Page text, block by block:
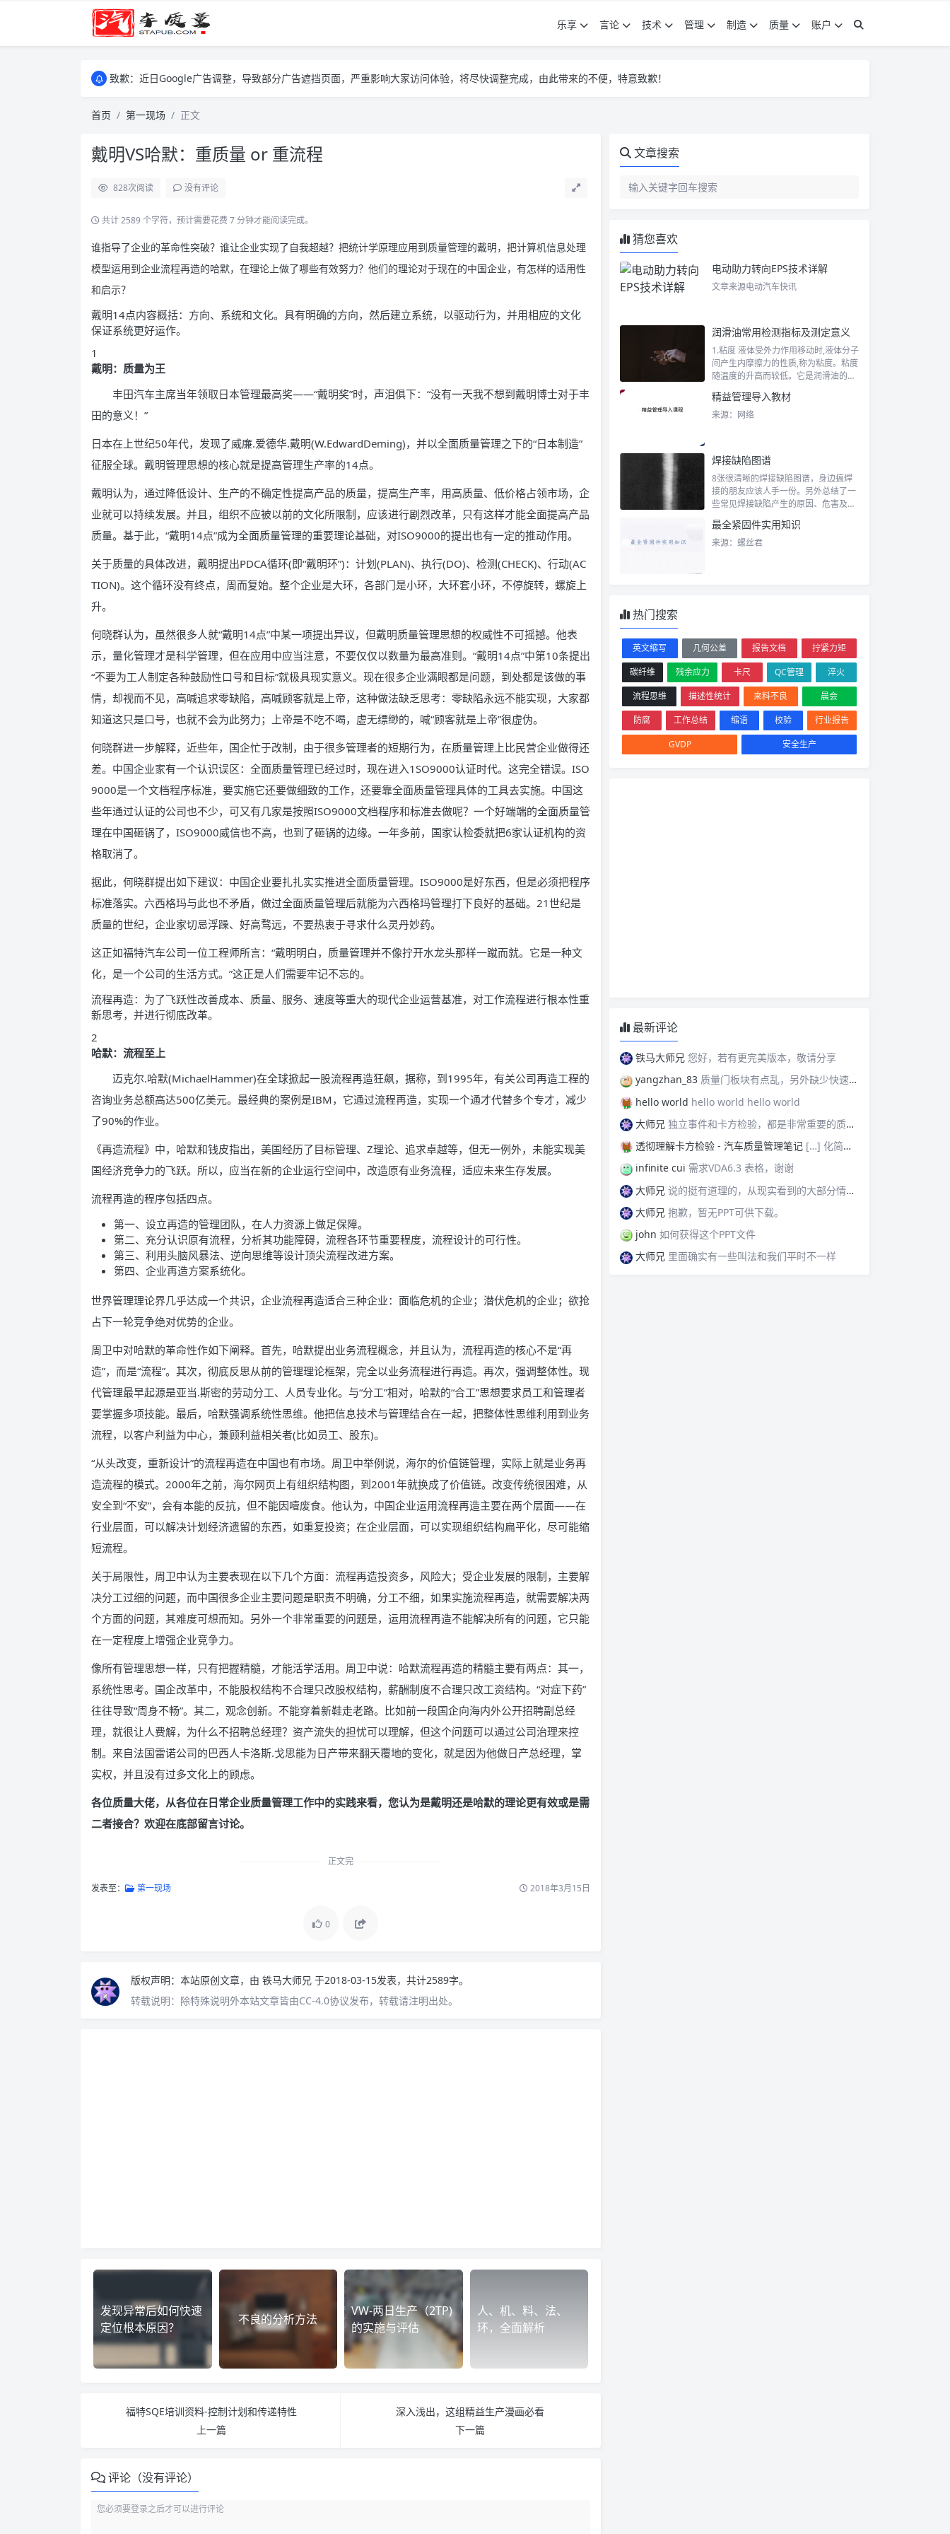
乐享 言论 技术 管理 制造 质量
账户
致歉：近日Google广告调整，导致部分广告遮挡页面，严重影响大家访问体验，将尽快调整完成，由此带来的不便，特意致歉！
致歉：近日Google广告调整，导致部分广告遮挡页面，严重影响大家访问体验，将尽快调整完成，由此带来的不便，特意致歉！
首页 第一现场 正文
戴明VS哈默：重质量 or 重流程
828次阅读 没有评论
共计 2589 个字符，预计需要花费 7 分钟才能阅读完成。
谁指导了企业的革命性突破？谁让企业实现了自我超越？把统计学原理应用到质量管理的戴明，把计算机信息处理
模型运用到企业流程再造的哈默，在理论上做了哪些有效努力？他们的理论对于现在的中国企业，有怎样的适用性
和启示？
戴明14点内容概括：方向、系统和文化。具有明确的方向，然后建立系统，以驱动行为，并用相应的文化
保证系统更好运作。
1
戴明：质量为王
丰田汽车主席当年领取日本管理最高奖——“戴明奖”时，声泪俱下：“没有一天我不想到戴明博士对于丰
田的意义！”
日本在上世纪50年代，发现了威廉.爱德华.戴明(W.EdwardDeming)，并以全面质量管理之下的“日本制造”
征服全球。戴明管理思想的核心就是提高管理生产率的14点。
戴明认为，通过降低设计、生产的不确定性提高产品的质量，提高生产率，用高质量、低价格占领市场，企
业就可以持续发展。并且，组织不应被以前的文化所限制，应该进行剧烈改革，只有这样才能全面提高产品
质量。基于此，“戴明14点”成为全面质量管理的重要理论基础，对ISO9000的提出也有一定的推动作用。
关于质量的具体改进，戴明提出PDCA循环(即“戴明环”)：计划(PLAN)、执行(DO)、检测(CHECK)、行动(AC
TION)。这个循环没有终点，周而复始。整个企业是大环，各部门是小环，大环套小环，不停旋转，螺旋上
升。
何晓群认为，虽然很多人就“戴明14点”中某一项提出异议，但戴明质量管理思想的权威性不可摇撼。他表
示，量化管理才是科学管理，但在应用中应当注意，不要仅仅以数量为最高准则。“戴明14点”中第10条提出
“不要为工人制定各种鼓励性口号和目标”就极具现实意义。现在很多企业满眼都是问题，到处都是该做的事
情，却视而不见，高喊追求零缺陷，高喊顾客就是上帝，这种做法缺乏思考：零缺陷永远不能实现，大家都
知道这只是口号，也就不会为此努力；上帝是不吃不喝，虚无缥缈的，喊“顾客就是上帝”很虚伪。
何晓群进一步解释，近些年，国企忙于改制，由于很多管理者的短期行为，在质量管理上比民营企业做得还
差。中国企业家有一个认识误区：全面质量管理已经过时，现在进入1SO9000认证时代。这完全错误。ISO
9000是一个文档程序标准，要实施它还要做细致的工作，还要靠全面质量管理具体的工具去实施。中国这
些年通过认证的公司也不少，可又有几家是按照ISO9000文档程序和标准去做呢？一个好端端的全面质量管
理在中国砸锅了，ISO9000威信也不高，也到了砸锅的边缘。一年多前，国家认检委就把6家认证机构的资
格取消了。
据此，何晓群提出如下建议：中国企业要扎扎实实推进全面质量管理。ISO9000是好东西，但是必须把程序
标准落实。六西格玛与此也不矛盾，做过全面质量管理后就能为六西格玛管理打下良好的基础。21世纪是
质量的世纪，企业家切忌浮躁、好高骛远，不要热衷于寻求什么灵丹妙药。
这正如福特汽车公司一位工程师所言：“戴明明白，质量管理并不像拧开水龙头那样一蹴而就。它是一种文
化，是一个公司的生活方式。”这正是人们需要牢记不忘的。
流程再造：为了飞跃性改善成本、质量、服务、速度等重大的现代企业运营基准，对工作流程进行根本性重
新思考，并进行彻底改革。
2
哈默：流程至上
迈克尔.哈默(MichaelHammer)在全球掀起一股流程再造狂飙，据称，到1995年，有关公司再造工程的
咨询业务总额高达500亿美元。最经典的案例是IBM，它通过流程再造，实现一个通才代替多个专才，减少
了90%的作业。
《再造流程》中，哈默和钱皮指出，美国经历了目标管理、Z理论、追求卓越等，但无一例外，未能实现美
国经济竞争力的飞跃。所以，应当在新的企业运行空间中，改造原有业务流程，适应未来生存发展。
流程再造的程序包括四点。
第一、设立再造的管理团队，在人力资源上做足保障。
第二、充分认识原有流程，分析其功能障碍，流程各环节重要程度，流程设计的可行性。
第三、利用头脑风暴法、逆向思维等设计顶尖流程改进方案。
第四、企业再造方案系统化。
世界管理理论界几乎达成一个共识，企业流程再造适合三种企业：面临危机的企业；潜伏危机的企业；欲抢
占下一轮竞争绝对优势的企业。
周卫中对哈默的革命性作如下阐释。首先，哈默提出业务流程概念，并且认为，流程再造的核心不是“再
造”，而是“流程”。其次，彻底反思从前的管理理论框架，完全以业务流程进行再造。再次，强调整体性。现
代管理最早起源是亚当.斯密的劳动分工、人员专业化。与“分工”相对，哈默的“合工”思想要求员工和管理者
要掌握多项技能。最后，哈默强调系统性思维。他把信息技术与管理结合在一起，把整体性思维利用到业务
流程，以客户利益为中心，兼顾利益相关者(比如员工、股东)。
“从头改变，重新设计”的流程再造在中国也有市场。周卫中举例说，海尔的价值链管理，实际上就是业务再
造流程的模式。2000年之前，海尔网页上有组织结构图，到2001年就换成了价值链。改变传统很困难，从
安全到“不安”，会有本能的反抗，但不能因噎废食。他认为，中国企业运用流程再造主要在两个层面——在
行业层面，可以解决计划经济遗留的东西，如重复投资；在企业层面，可以实现组织结构扁平化，尽可能缩
短流程。
关于局限性，周卫中认为主要表现在以下几个方面：流程再造投资多，风险大；受企业发展的限制，主要解
决分工过细的问题，而中国很多企业主要问题是职责不明确，分工不细，如果实施流程再造，就需要解决两
个方面的问题，其难度可想而知。另外一个非常重要的问题是，运用流程再造不能解决所有的问题，它只能
在一定程度上增强企业竞争力。
像所有管理思想一样，只有把握精髓，才能活学活用。周卫中说：哈默流程再造的精髓主要有两点：其一，
系统性思考。国企改革中，不能股权结构不合理只改股权结构，薪酬制度不合理只改工资结构。“对症下药”
往往导致“周身不畅”。其二，观念创新。不能穿着新鞋走老路。比如前一段国企向海内外公开招聘副总经
理，就很让人费解，为什么不招聘总经理？资产流失的担忧可以理解，但这个问题可以通过公司治理来控
制。来自法国雷诺公司的巴西人卡洛斯.戈思能为日产带来翻天覆地的变化，就是因为他做日产总经理，掌
实权，并且没有过多文化上的顾虑。
各位质量大佬，从各位在日常企业质量管理工作中的实践来看，您认为是戴明还是哈默的理论更有效或是需
二者接合？欢迎在底部留言讨论。
正文完
发表至： 第一现场 2018年3月15日
0
版权声明： 本站原创文章，由 铁马大师兄 于2018-03-15发表，共计2589字。
转载说明： 除特殊说明外本站文章皆由CC-4.0协议发布，转载请注明出处。
发现异常后如何快速
定位根本原因？
不良的分析方法
VW-两日生产（2TP)
的实施与评估
人、机、料、法、
环，全面解析
福特SQE培训资料-控制计划和传递特性
上一篇
深入浅出，这组精益生产漫画必看
下一篇
评论（没有评论）
文章搜索
猜您喜欢
电动助力转向EPS技术详解
文章来源电动汽车快讯
润滑油常用检测指标及测定意义
1.粘度 液体受外力作用移动时,液体分子
间产生内摩擦力的性质,称为粘度。粘度
随温度的升高而较低。它是润滑油的
精益管理导入教材
来源：网络
焊接缺陷图谱
8张很清晰的焊接缺陷图谱，身边搞焊
接的朋友应该人手一份。另外总结了一
些常见焊接缺陷产生的原因、危害及防
最全紧固件实用知识
来源：螺丝君
热门搜索
英文缩写 几何公差 报告文档
拧紧力矩
碳纤维
残余应力 卡尺 QC管理
淬火
流程思维
描述性统计 来料不良
晨会
防腐
工作总结 缩语 校验
行业报告
GVDP
安全生产
最新评论
铁马大师兄 您好，若有更完美版本，敬请分享
yangzhan_83 质量门板块有点乱，另外缺少快速反应板块。
hello world hello world hello world
大师兄 独立事件和卡方检验，都是非常重要的质量管理概念，挺难理解的。
透彻理解卡方检验 - 汽车质量管理笔记 […] 化简后的式子是我们在卡方检验中需要用到的式子，所以请大家牢记！对于上述式子有疑惑的读者可以学习基础的概率论，也可以参考我之前写的一篇关于独立的文章（《【直观数学】如何理解两事件间的独立关系》）。如果没有问题的话，我们可以进入到卡方检验原理与步骤的主体介绍部分！ […]
infinite cui 需求VDA6.3 表格，谢谢
大师兄 说的挺有道理的，从现实看到的大部分情况，做技术的人都比较直，对技术的一丝不苟，容易在遇到需要展现管理能力的时候，就会表现出短板来。管理需要授权，更多应该思考团队、部门间，人员发展，对未来的变化做出应对等的能力。
大师兄 抱歉，暂无PPT可供下载。
john 如何获得这个PPT文件
大师兄 里面确实有一些叫法和我们平时不一样